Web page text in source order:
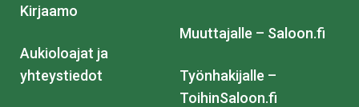
Kirjaamo
Aukioloajat ja
yhteystiedot
Muuttajalle – Saloon.fi
Työnhakijalle –
ToihinSaloon.fi